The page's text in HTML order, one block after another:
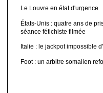
Le Louvre en état d'urgence
États-Unis : quatre ans de
séance fétichiste filmée
Italie : le jackpot impossible
Foot : un arbitre somalien